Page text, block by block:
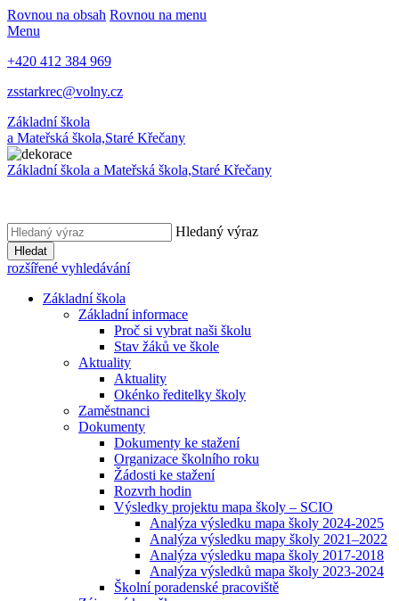
Rovnou na obsah Rovnou na menu
Menu
+420 412 384 969
zsstarkrec@volny.cz
Základní škola
a Mateřská škola,Staré Křečany
Základní škola a Mateřská škola,Staré Křečany
Hledaný výraz
Hledat
rozšířené vyhledávání
Základní škola
Základní informace
Proč si vybrat naši školu
Stav žáků ve škole
Aktuality
Aktuality
Okénko ředitelky školy
Zaměstnanci
Dokumenty
Dokumenty ke stažení
Organizace školního roku
Žádosti ke stažení
Rozvrh hodin
Výsledky projektu mapa školy – SCIO
Analýza výsledku mapa školy 2024-2025
Analýza výsledku mapy školy 2021–2022
Analýza výsledku mapa školy 2017-2018
Analýza výsledků mapa školy 2023-2024
Školní poradenské pracoviště